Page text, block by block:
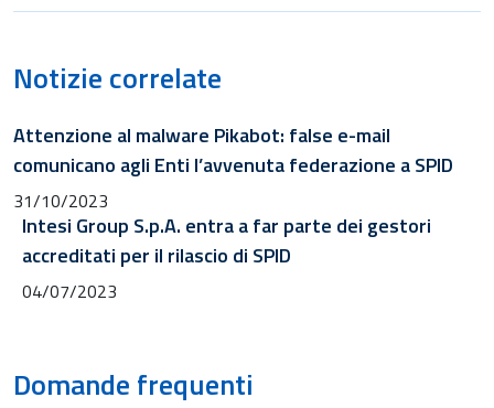
Notizie correlate
Attenzione al malware Pikabot: false e-mail
comunicano agli Enti l’avvenuta federazione a SPID
31/10/2023
Intesi Group S.p.A. entra a far parte dei gestori
accreditati per il rilascio di SPID
04/07/2023
Domande frequenti